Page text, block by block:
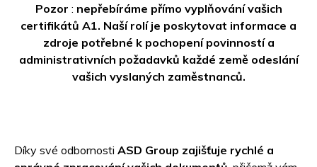
Pozor : nepřebíráme přímo vyplňování vašich
certifikátů A1. Naší rolí je poskytovat informace a
zdroje potřebné k pochopení povinností a
administrativních požadavků každé země odeslání
vašich vyslaných zaměstnanců.
Díky své odbornosti ASD Group zajišťuje rychlé a